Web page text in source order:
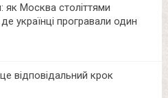
як Москва століттями
українці програвали один
відповідальний крок